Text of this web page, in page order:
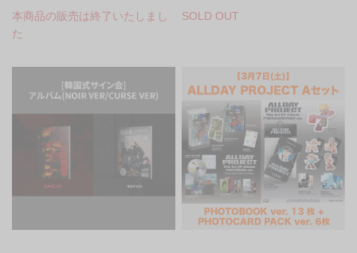
本商品の販売は終了いたしまし
た
SOLD OUT